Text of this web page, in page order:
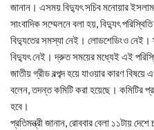
জানান। এসময় বিদ্যুৎ সচিব মনোয়ার
সাংবাদিক সম্মেলনে বলা হয়, বিদ্যুৎ
বিদ্যুতের সমস্যা নেই। লোডশেডিংও নেই।
বিদ্যুৎ নেই। দ্রুত সময়ের মধ্যেই এই
জাতীয় গ্রীড বল্পব্দ হয়ে যাওয়ার কারণ
বলেন, তদন্ত কমিটি করা হয়েছে। কমিটির
হবে।
প্রতিমন্ত্রী জানান, রোববার বেলা ১১টায়